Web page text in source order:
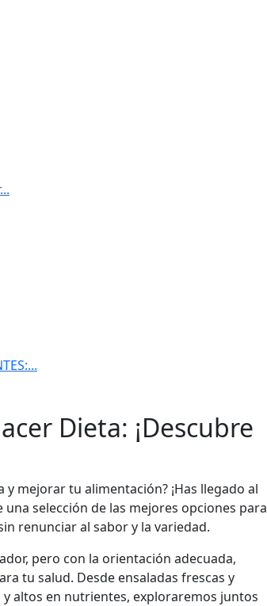
Dieta: ¡Descubre
mejorar tu alimentación? ¡Has llegado al
selección de las mejores opciones para
renunciar al sabor y la variedad.
pero con la orientación adecuada,
tu salud. Desde ensaladas frescas y
altos en nutrientes, exploraremos juntos